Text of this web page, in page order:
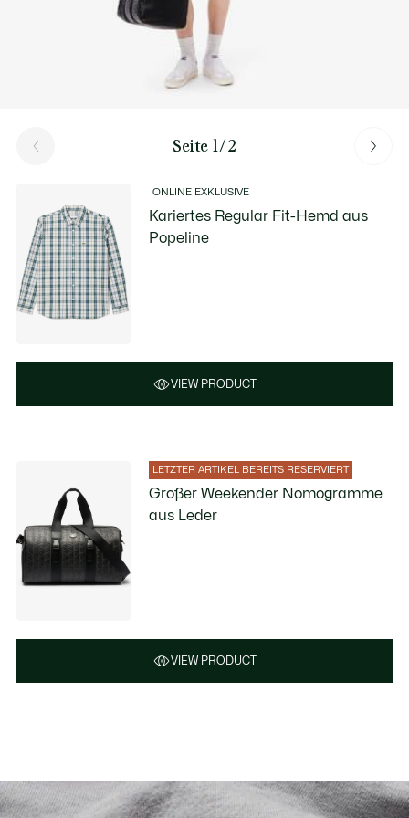
Seite 1/2
ONLINE EXKLUSIVE
Kariertes Regular Fit-Hemd aus
Popeline
VIEW PRODUCT
LETZTER ARTIKEL BEREITS RESERVIERT
Großer Weekender Nomogramme
aus Leder
VIEW PRODUCT